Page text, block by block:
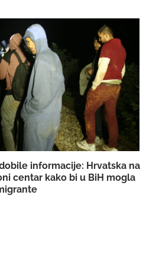
informacije: Hrvatska na
centar kako bi u BiH mogla